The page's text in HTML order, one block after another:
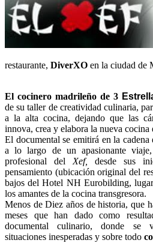
restaurante, DiverXO en la ciudad de
El cocinero madrileño de 3
de su taller de creatividad culinaria,
a la alta cocina, dejando que las
innova, crea y elabora la nueva
El documental se emitirá en la
a lo largo de un apasionante
profesional del Xef, desde sus
pensamiento (ubicación original del
bajos del Hotel NH Eurobilding,
los amantes de la cocina transgresora.
Menos de Diez años de historia, que
meses que han dado como
documental culinario, donde se
situaciones inesperadas y sobre todo